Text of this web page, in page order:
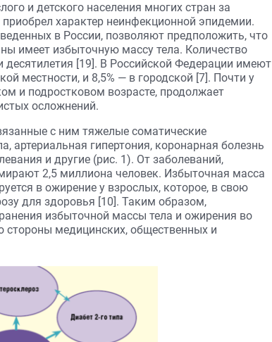
и детского населения многих стран за
характер неинфекционной эпидемии.
в России, позволяют предположить, что
имеет избыточную массу тела. Количество
[19]. В Российской Федерации имеют
местности, и 8,5% — в городской [7]. Почти у
и подростковом возрасте, продолжает
осложнений.
с ним тяжелые соматические
артериальная гипертония, коронарная болезнь
и другие (рис. 1). От заболеваний,
2,5 миллиона человек. Избыточная масса
в ожирение у взрослых, которое, в свою
для здоровья [10]. Таким образом,
избыточной массы тела и ожирения во
стороны медицинских, общественных и